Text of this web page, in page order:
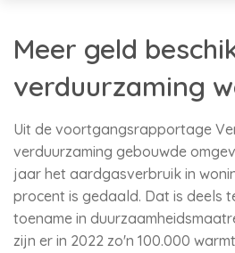
Meer geld
verduurzaming
Uit de voortgangsrapportage
verduurzaming gebouwde
jaar het aardgasverbruik in
procent is gedaald. Dat is deels
toename in
zijn er in 2022 zo'n 100.000